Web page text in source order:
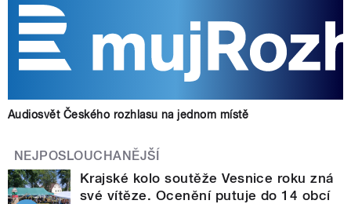
Audiosvět Českého rozhlasu na jednom místě
NEJPOSLOUCHANĚJŠÍ
Krajské kolo soutěže Vesnice roku zná
své vítěze. Ocenění putuje do 14 obcí